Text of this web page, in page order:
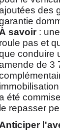
des
À savoir: une
roule pas et
conduire
de 3
été
le repasser
Anticiper